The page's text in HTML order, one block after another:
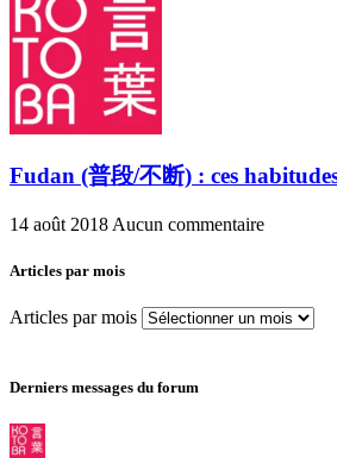
Fudan (普段/不断) : ces
14 août 2018 Aucun commentaire
Articles par mois
Articles par mois
Derniers messages du forum